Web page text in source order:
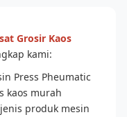
Grosir Kaos
kami:
Press Pheumatic
kaos murah
produk mesin